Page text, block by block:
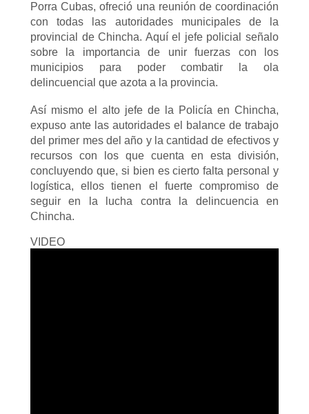
Porra Cubas, ofreció una reunión de coordinación
con todas las autoridades municipales de la
provincial de Chincha. Aquí el jefe policial señalo
sobre la importancia de unir fuerzas con los
municipios para poder combatir la ola
delincuencial que azota a la provincia.
Así mismo el alto jefe de la Policía en Chincha,
expuso ante las autoridades el balance de trabajo
del primer mes del año y la cantidad de efectivos y
recursos con los que cuenta en esta división,
concluyendo que, si bien es cierto falta personal y
logística, ellos tienen el fuerte compromiso de
seguir en la lucha contra la delincuencia en
Chincha.
VIDEO